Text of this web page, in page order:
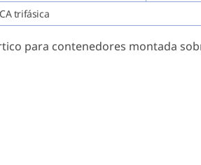
CA trifásica
para contenedores montada